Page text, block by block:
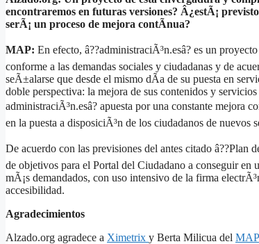
encontraremos en futuras versiones? Â¿estÃ¡
serÃ¡ un proceso de mejora contÃ­nua?
MAP: En efecto, â??administraciÃ³n.esâ? es un
conforme a las demandas sociales y ciudadanas y de
seÃ±alarse que desde el mismo dÃ­a de su puesta en
doble perspectiva: la mejora de sus contenidos y
administraciÃ³n.esâ? apuesta por una constante mejora
en la puesta a disposiciÃ³n de los ciudadanos de
De acuerdo con las previsiones del antes citado â??Plan
de objetivos para el Portal del Ciudadano a conseguir
mÃ¡s demandados, con uso intensivo de la firma
accesibilidad.
Agradecimientos
Alzado.org agradece a Ximetrix y Berta Milicua del MAP